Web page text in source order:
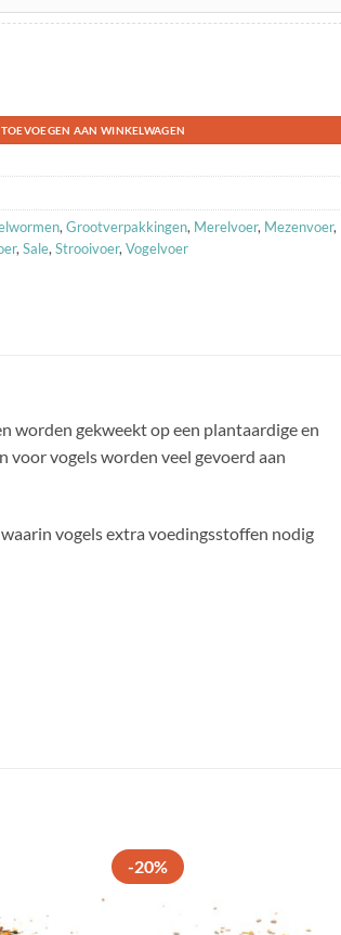
TOEVOEGEN AAN WINKELWAGEN
, Grootverpakkingen, Merelvoer, Mezenvoer,
, Sale, Strooivoer, Vogelvoer
worden gekweekt op een plantaardige en
voor vogels worden veel gevoerd aan
vogels extra voedingsstoffen nodig
favorieten
-20%
favorieten